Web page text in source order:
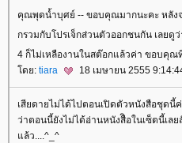
คุณพุดน้ำบุศย์ -- ขอบคุณมากนะคะ หลังจ
กรวมกับโปรเจ็กส่วนตัวออกชนกัน เลยดูว่
4 ก็ไม่เหลืองานในสต๊อกแล้วค่า ขอบคุ
ดย: tiara 18 เมษายน 2555
เสียดายไม่ได้ไปตอนเปิดตัวหนังสือชุดนี้
ว่าตอนนี้ยังไม่ได้อ่านหนังสืิอในเซ็ตนี้เล
ล้ว....^_^